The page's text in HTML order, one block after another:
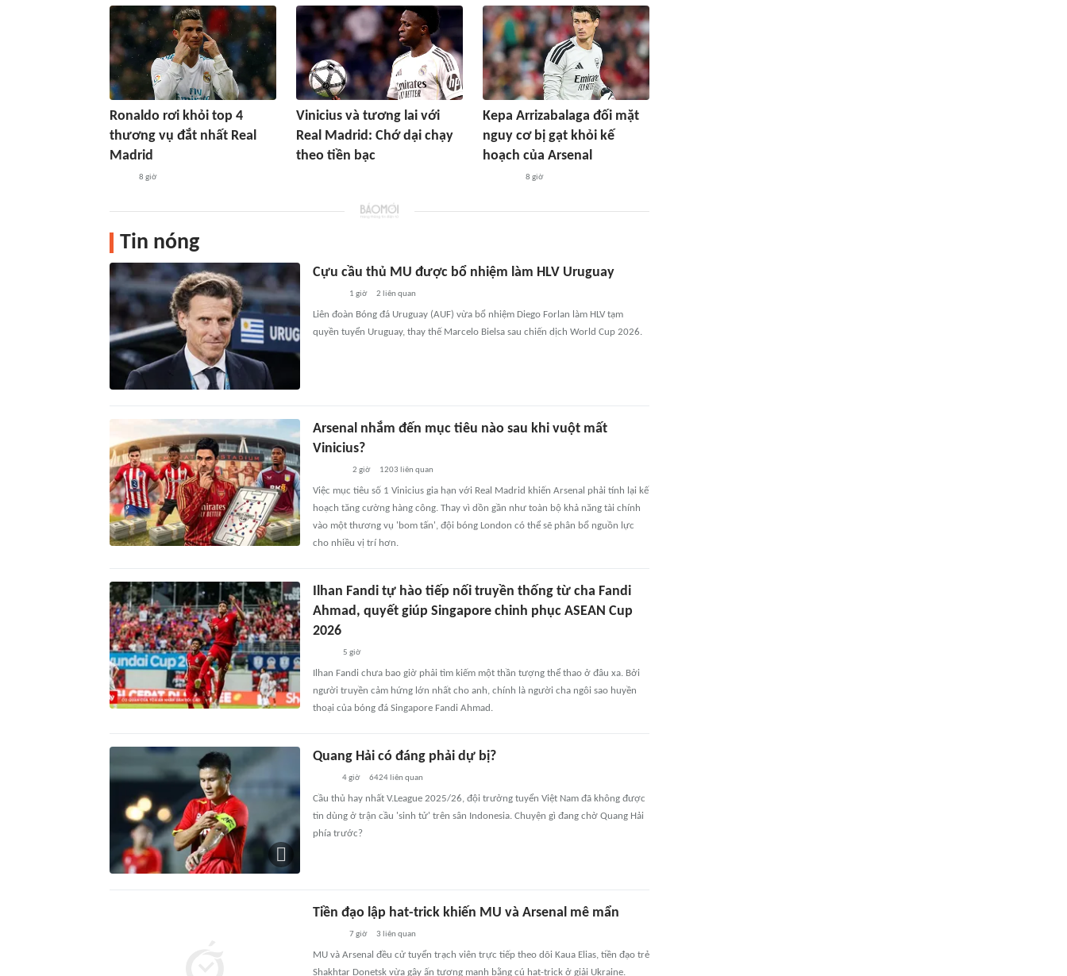
Ronaldo rơi khỏi top 4
thương vụ đắt nhất Real
Madrid
8 giờ
Vinicius và tương lai với
Real Madrid: Chớ dại chạy
theo tiền bạc
Kepa Arrizabalaga đối mặt
nguy cơ bị gạt khỏi kế
hoạch của Arsenal
8 giờ
Tin nóng
Cựu cầu thủ MU được bổ nhiệm làm HLV Uruguay
1 giờ 2 liên quan
Liên đoàn Bóng đá Uruguay (AUF) vừa bổ nhiệm Diego Forlan làm HLV tạm
quyền tuyển Uruguay, thay thế Marcelo Bielsa sau chiến dịch World Cup 2026.
Arsenal nhắm đến mục tiêu nào sau khi vuột mất
Vinicius?
2 giờ 1203 liên quan
Việc mục tiêu số 1 Vinicius gia hạn với Real Madrid khiến Arsenal phải tính lại kế
hoạch tăng cường hàng công. Thay vì dồn gần như toàn bộ khả năng tài chính
vào một thương vụ 'bom tấn', đội bóng London có thể sẽ phân bổ nguồn lực
cho nhiều vị trí hơn.
Ilhan Fandi tự hào tiếp nối truyền thống từ cha Fandi
Ahmad, quyết giúp Singapore chinh phục ASEAN Cup
2026
5 giờ
Ilhan Fandi chưa bao giờ phải tìm kiếm một thần tượng thể thao ở đâu xa. Bởi
người truyền cảm hứng lớn nhất cho anh, chính là người cha ngôi sao huyền
thoại của bóng đá Singapore Fandi Ahmad.
Quang Hải có đáng phải dự bị?
4 giờ 6424liên quan
Cầu thủ hay nhất V.League 2025/26, đội trưởng tuyển Việt Nam đã không được
tin dùng ở trận cầu 'sinh tử' trên sân Indonesia. Chuyện gì đang chờ Quang Hải
phía trước?
Tiền đạo lập hat-trick khiến MU và Arsenal mê mẩn
7 giờ 3 liên quan
MU và Arsenal đều cử tuyển trạch viên trực tiếp theo dõi Kaua Elias, tiền đạo trẻ
Shakhtar Donetsk vừa gây ấn tượng mạnh bằng cú hat-trick ở giải Ukraine.